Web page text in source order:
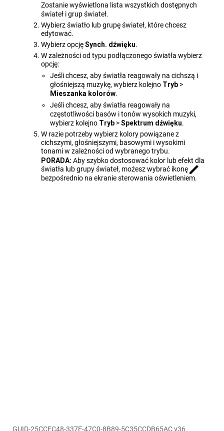
Zostanie wyświetlona lista wszystkich dostępnych
świateł i grup świateł.
Wybierz światło lub grupę świateł, które chcesz
edytować.
Wybierz opcjęSynch. dźwięku.
W zależności od typu podłączonego światła wybierz
opcję:
Jeśli chcesz, aby światła reagowały na cichszą i
głośniejszą muzykę, wybierz kolejno Tryb >
Mieszanka kolorów.
Jeśli chcesz, aby światła reagowały na
częstotliwości basów i tonów wysokich muzyki,
wybierz kolejno Tryb >Spektrum dźwięku.
W razie potrzeby wybierz kolory powiązane z
cichszymi, głośniejszymi, basowymi i wysokimi
tonami w zależności od wybranego trybu.
PORADA: Aby szybko dostosować kolor lub efekt dla
światła lub grupy świateł, możesz wybrać ikonę
bezpośrednio na ekranie sterowania oświetleniem.
GUID-25CCEC48-337E-47C0-8B89-5C35CCDB65AC v36